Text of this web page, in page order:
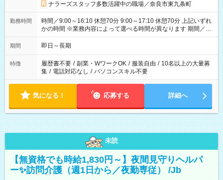
ナラーズスタッフ多数活躍中の職場／奈良市東九条町
勤務時間
時間／9:00～16:10 休憩70分 9:00～17:10 休憩70分 上記いずれ
かの時間 ※業務内容によって選べる時間が異なります 期間／即
日～長期安定 スタート日は相談可能！ 勤務日／月～金の週4日
～でOK！
期間 即日～長期
特徴 履歴書不要 / 副業・WワークOK / 服装自由 / 10名以上の大量募
集 / 電話対応なし / パソコンスキル不要
気になる！ 応募する 詳細へ
未読
【無資格でも時給1,830円～】夜間見守りヘルパ
ー✨訪問介護（週1日から／夜勤専従） /Jb